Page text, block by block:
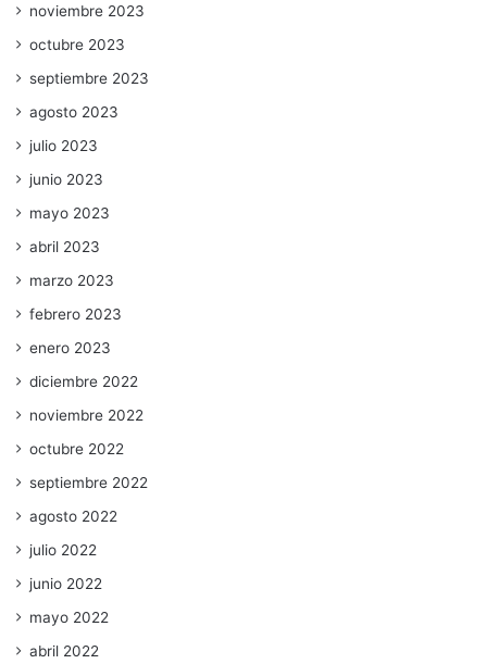
noviembre 2023
octubre 2023
septiembre 2023
agosto 2023
julio 2023
junio 2023
mayo 2023
abril 2023
marzo 2023
febrero 2023
enero 2023
diciembre 2022
noviembre 2022
octubre 2022
septiembre 2022
agosto 2022
julio 2022
junio 2022
mayo 2022
abril 2022